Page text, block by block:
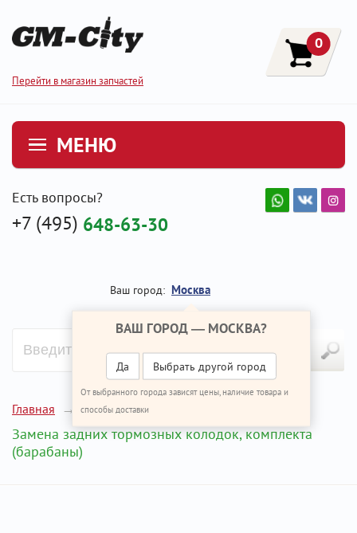
Перейти в магазин запчастей
0
МЕНЮ
Есть вопросы?
+7 (495) 648-63-30
Ваш город: Москва
ВАШ ГОРОД — МОСКВА?
Да Выбрать другой город
От выбранного города зависят цены, наличие товара и
способы доставки
Главная Ремонт КИА Рио
Замена задних тормозных колодок, комплекта
(барабаны)